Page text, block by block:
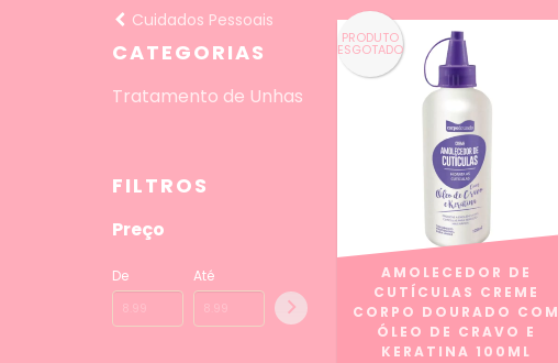
Cuidados Pessoais
CATEGORIAS
Tratamento de Unhas
FILTROS
Preço
De Até
PRODUTO
ESGOTADO
AMOLECEDOR DE
CUTÍCULAS CREME
CORPO DOURADO COM
ÓLEO DE CRAVO E
KERATINA 100ML